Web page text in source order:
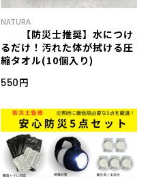
NATURA
【防災士推奨】水につけ
るだけ！汚れた体が拭ける圧
縮タオル(10個入り)
550円